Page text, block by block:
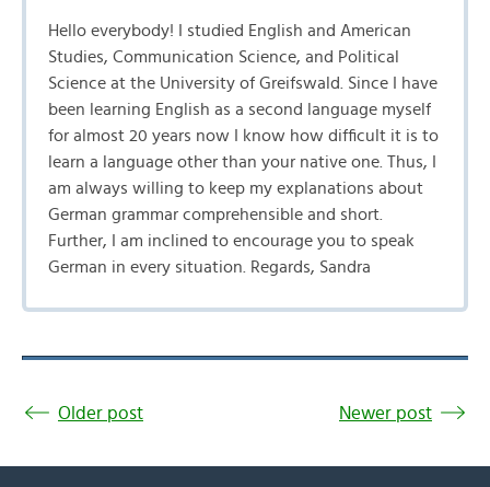
Hello everybody! I studied English and American
Studies, Communication Science, and Political
Science at the University of Greifswald. Since I have
been learning English as a second language myself
for almost 20 years now I know how difficult it is to
learn a language other than your native one. Thus, I
am always willing to keep my explanations about
German grammar comprehensible and short.
Further, I am inclined to encourage you to speak
German in every situation. Regards, Sandra
Older post Newer post